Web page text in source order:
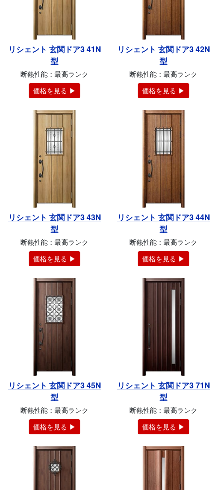
リシェント 玄関ドア3 41N
型
断熱性能：最高ランク
価格を見る ▶
リシェント 玄関ドア3 42N
型
断熱性能：最高ランク
価格を見る ▶
リシェント 玄関ドア3 43N
型
断熱性能：最高ランク
価格を見る ▶
リシェント 玄関ドア3 44N
型
断熱性能：最高ランク
価格を見る ▶
リシェント 玄関ドア3 45N
型
断熱性能：最高ランク
価格を見る ▶
リシェント 玄関ドア3 71N
型
断熱性能：最高ランク
価格を見る ▶